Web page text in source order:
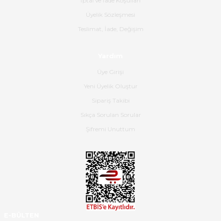
Gerçekten harika ve etkileyici
Hızlı bir şekilde elimize ulaştı
ulaştı.Ürünün paketlenmesi
gayet başarılı hasarsız bir şekilde
teslim aldım. Bu konudaki
hassasiyetleri ve Ürünün kalitesi
Üyelik Sözleşmesi
Teslimat, İade, Değişim
Üye Girişi
Yeni Üyelik Oluştur
Sipariş Takibi
Sıkça Sorulan Sorular
Şifremi Unuttum